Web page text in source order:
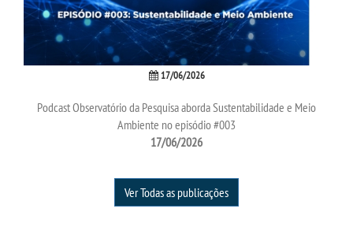
17/06/2026
Podcast Observatório da Pesquisa aborda Sustentabilidade e Meio
Ambiente no episódio #003
17/06/2026
Ver Todas as publicações